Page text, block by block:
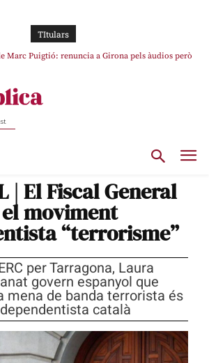
TItulars
Marc Puigtió: renuncia a Girona pels àudios però
quedi “fora” del repartiment dels menors
| El Fiscal General
moviment
“terrorisme”
per Tarragona, Laura
govern espanyol que
mena de banda terrorista és
català